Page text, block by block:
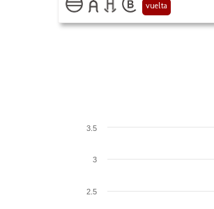
vuelta
2.5
3
3.5